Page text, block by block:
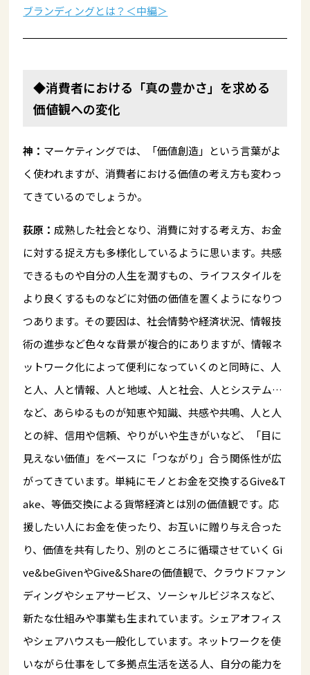
ブランディングとは？＜中編＞
◆消費者における「真の豊かさ」を求める
価値観への変化
神： マーケティングでは、「価値創造」という言葉がよ
く使われますが、消費者における価値の考え方も変わっ
てきているのでしょうか。
荻原： 成熟した社会となり、消費に対する考え方、お金
に対する捉え方も多様化しているように思います。共感
できるものや自分の人生を潤すもの、ライフスタイルを
より良くするものなどに対価の価値を置くようになりつ
つあります。その要因は、社会情勢や経済状況、情報技
術の進歩など色々な背景が複合的にありますが、情報ネ
ットワーク化によって便利になっていくのと同時に、人
と人、人と情報、人と地域、人と社会、人とシステム…
など、あらゆるものが知恵や知識、共感や共鳴、人と人
との絆、信用や信頼、やりがいや生きがいなど、「目に
見えない価値」をベースに「つながり」合う関係性が広
がってきています。単純にモノとお金を交換するGive&T
ake、等価交換による貨幣経済とは別の価値観です。応
援したい人にお金を使ったり、お互いに贈り与え合った
り、価値を共有したり、別のところに循環させていく Gi
ve&beGivenやGive&Shareの価値観で、クラウドファン
ディングやシェアサービス、ソーシャルビジネスなど、
新たな仕組みや事業も生まれています。シェアオフィス
やシェアハウスも一般化しています。ネットワークを使
いながら仕事をして多拠点生活を送る人、自分の能力を